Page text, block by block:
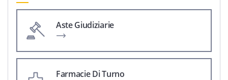
Aste Giudiziarie
Farmacie Di Turno